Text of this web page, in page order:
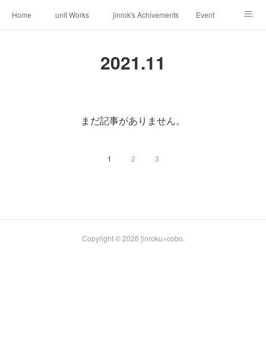
Home unit Works jinrok's Achivements Event
2021.11
まだ記事がありません。
1 2 3
Copyright ©2026 jinroku×cobo.